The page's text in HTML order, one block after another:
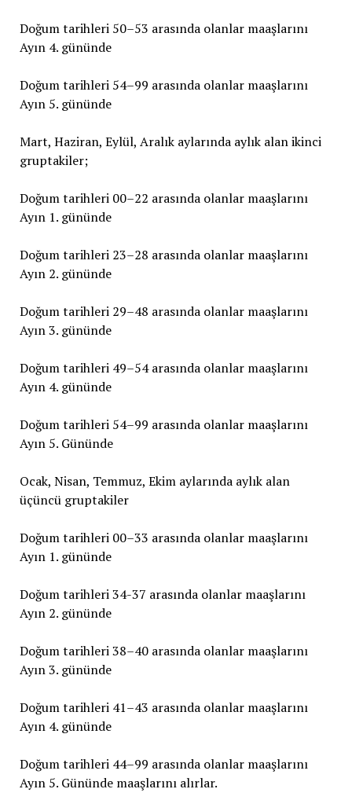
Doğum tarihleri 50–53 arasında olanlar maaşlarını
Ayın 4. gününde
Doğum tarihleri 54–99 arasında olanlar maaşlarını
Ayın 5. gününde
Mart, Haziran, Eylül, Aralık aylarında aylık alan ikinci
gruptakiler;
Doğum tarihleri 00–22 arasında olanlar maaşlarını
Ayın 1. gününde
Doğum tarihleri 23–28 arasında olanlar maaşlarını
Ayın 2. gününde
Doğum tarihleri 29–48 arasında olanlar maaşlarını
Ayın 3. gününde
Doğum tarihleri 49–54 arasında olanlar maaşlarını
Ayın 4. gününde
Doğum tarihleri 54–99 arasında olanlar maaşlarını
Ayın 5. Gününde
Ocak, Nisan, Temmuz, Ekim aylarında aylık alan
üçüncü gruptakiler
Doğum tarihleri 00–33 arasında olanlar maaşlarını
Ayın 1. gününde
Doğum tarihleri 34-37 arasında olanlar maaşlarını
Ayın 2. gününde
Doğum tarihleri 38–40 arasında olanlar maaşlarını
Ayın 3. gününde
Doğum tarihleri 41–43 arasında olanlar maaşlarını
Ayın 4. gününde
Doğum tarihleri 44–99 arasında olanlar maaşlarını
Ayın 5. Gününde maaşlarını alırlar.